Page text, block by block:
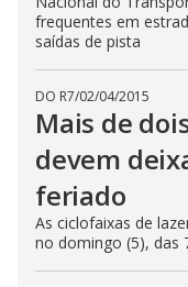
frequentes em
saídas de pista
DO R7/02/04/2015
Mais de
devem
feriado
As ciclofaixas de
no domingo (5), das